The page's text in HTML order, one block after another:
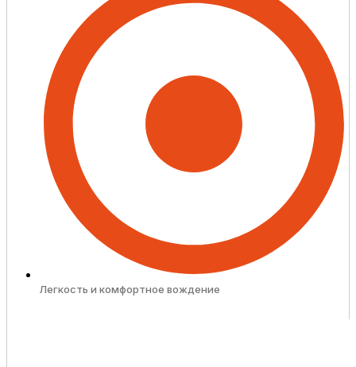
Легкость и комфортное вождение